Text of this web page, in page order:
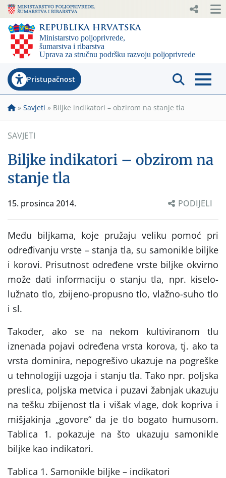
Pristupačnost
» Savjeti » Biljke indikatori – obzirom na stanje tla
SAVJETI
Biljke indikatori – obzirom na
stanje tla
15. prosinca 2014. PODIJELI
Među biljkama, koje pružaju veliku pomoć pri
određivanju vrste – stanja tla, su samonikle biljke
i korovi. Prisutnost određene vrste biljke okvirno
može dati informaciju o stanju tla, npr. kiselo-
lužnato tlo, zbijeno-propusno tlo, vlažno-suho tlo
i sl.
Također, ako se na nekom kultiviranom tlu
iznenada pojavi određena vrsta korova, tj. ako ta
vrsta dominira, nepogrešivo ukazuje na pogreške
u tehnologiji uzgoja i stanju tla. Tako npr. poljska
preslica, poljska metvica i puzavi žabnjak ukazuju
na tešku zbijenost tla i višak vlage, dok kopriva i
mišjakinja „govore“ da je tlo bogato humusom.
Tablica 1. pokazuje na što ukazuju samonikle
biljke kao indikatori.
Tablica 1. Samonikle biljke – indikatori